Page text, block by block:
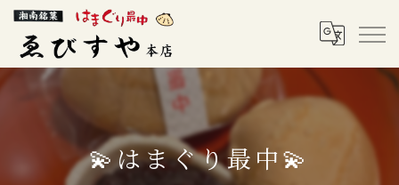
💫はまぐり最中💫